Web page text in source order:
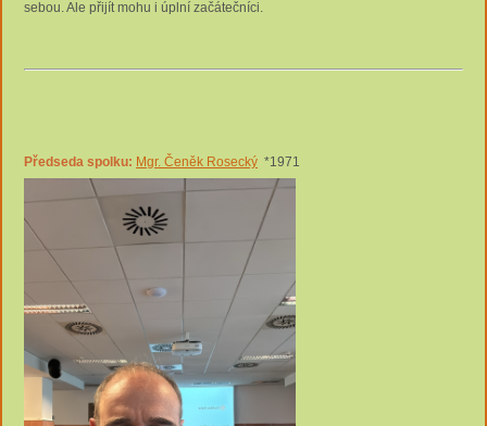
sebou. Ale přijít mohu i úplní začátečníci.
Předseda spolku: Mgr. Čeněk Rosecký *1971